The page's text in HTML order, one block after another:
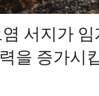
서지가
을 증가시